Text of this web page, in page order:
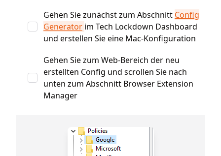
Gehen Sie zunächst zum Abschnitt Config
Generator im Tech Lockdown Dashboard
und erstellen Sie eine Mac-Konfiguration
Gehen Sie zum Web-Bereich der neu
erstellten Config und scrollen Sie nach
unten zum Abschnitt Browser Extension
Manager